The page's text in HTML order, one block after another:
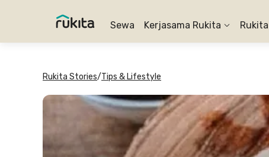
Sewa Kerjasama Rukita
Rukita Stories/Tips & Lifestyle